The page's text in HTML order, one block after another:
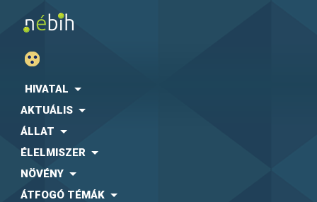
HIVATAL
AKTUÁLIS
ÁLLAT
ÉLELMISZER
NÖVÉNY
ÁTFOGÓ TÉMÁK